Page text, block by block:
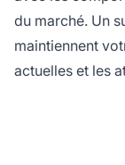
du marché. Un
maintiennent
actuelles et les